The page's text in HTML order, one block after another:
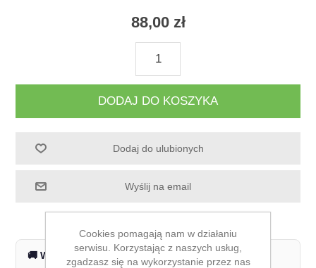
88,00 zł
DODAJ DO KOSZYKA
Dodaj do ulubionych
Wyślij na email
🚚 Wysyłka na terenie całej Polski
Cookies pomagają nam w działaniu
serwisu. Korzystając z naszych usług,
zgadzasz się na wykorzystanie przez nas